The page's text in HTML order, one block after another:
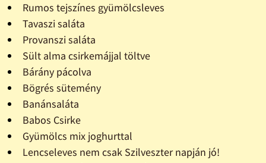
Rumos tejszínes gyümölcsleves
Tavaszi saláta
Provanszi saláta
Sült alma csirkemájjal töltve
Bárány pácolva
Bögrés sütemény
Banánsaláta
Babos Csirke
Gyümölcs mix joghurttal
Lencseleves nem csak Szilveszter napján jó!